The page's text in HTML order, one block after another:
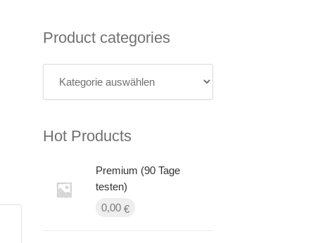
Product categories
Hot Products
Premium (90 Tage
testen)
0,00 €